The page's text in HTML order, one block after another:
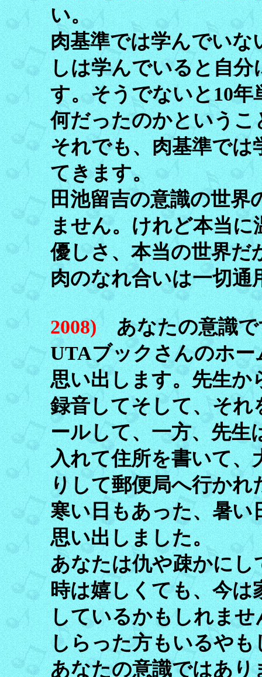
い。
肉基準では学んでいな
しは学んでいると自
す。そうでないと10
何だったのかというこ
それでも、肉基準では
てきます。
田池留吉の意識の世界
ません。けれど本当に
優しさ、本当の世界だ
肉のなれ合いは一切通
2008)あなたの意識
UTAブックさんのホ
思い出します。先生か
録音してそして、それ
ールして、一方、先生
入れて住所を書いて、
りして郵便局へ行かれ
寒い日もあった、暑い
思い出しました。
あなたは仇や疎かに
時は嬉しくても、今は
しているかもしれま
しらった方もいるやも
あなたの意識ではあ